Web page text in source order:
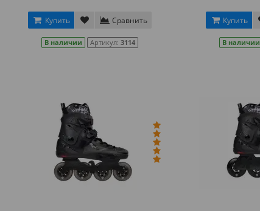
Купить Сравнить
В наличии Артикул: 3114
Купить
В наличии